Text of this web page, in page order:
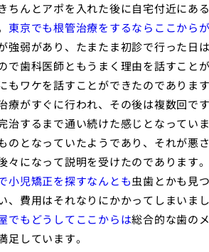
ちんとアポを入れた後に自宅付近にあ
東京でも根管治療をするならここから
強弱があり、たまたま初診で行った日
で歯科医師ともうまく理由を話すこと
もワケを話すことができたのでありま
療がすぐに行われ、その後は複数回で
治するまで通い続けた感じとなってい
のとなっていたようであり、それが悪
々になって説明を受けたのであります
小児矯正を探すなんとも虫歯とかも見
、費用はそれなりにかかってしまいまし
でもどうしてここからは総合的な歯の
足しています。